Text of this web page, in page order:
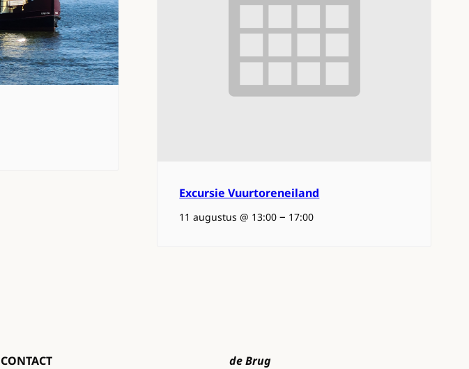
Excursie Vuurtoreneiland
11 augustus @ 13:00 – 17:00
CONTACT de Brug